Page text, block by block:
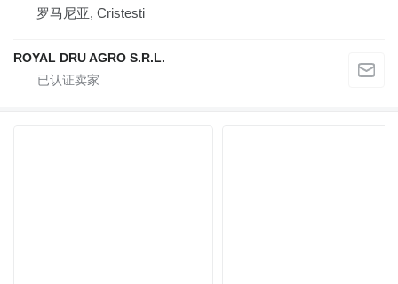
罗马尼亚, Cristesti
ROYAL DRU AGRO S.R.L.